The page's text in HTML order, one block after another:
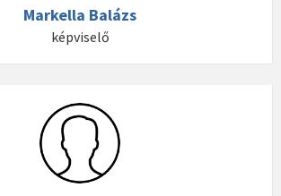
Markella Balázs
képviselő